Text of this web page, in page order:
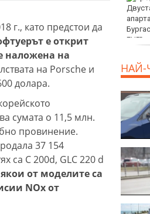
г., като предстои да
е открит
наложена на
на Porsche и
долара.
сумата о 11,5 млн.
провинение.
37 154
са C 200d, GLC 220 d
от моделите са
NOx от
EUR
НАЙ-